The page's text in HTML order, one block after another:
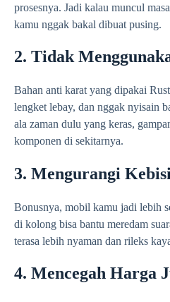
prosesnya. Jadi kalau muncul
kamu nggak bakal dibuat pusing.
2. Tidak
Bahan anti karat yang dipakai
lengket lebay, dan nggak nyisain
ala zaman dulu yang keras,
komponen di sekitarnya.
3. Mengurangi
Bonusnya, mobil kamu jadi lebih
di kolong bisa bantu meredam
terasa lebih nyaman dan rileks
4. Mencegah Harga